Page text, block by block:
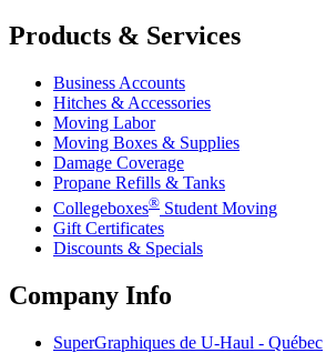
Products & Services
Business Accounts
Hitches & Accessories
Moving Labor
Moving Boxes & Supplies
Damage Coverage
Propane Refills & Tanks
Collegeboxes® Student Moving
Gift Certificates
Discounts & Specials
Company Info
SuperGraphiques de U-Haul - Québec